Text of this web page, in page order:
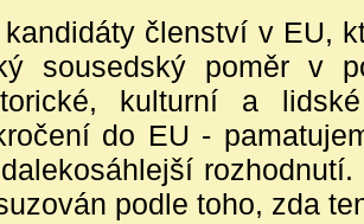
kandidáty členství v EU,
sousedský poměr v
kulturní a
do EU -
podle toho, zda